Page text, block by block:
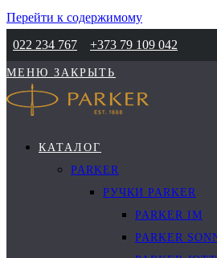
Перейти к содержимому
022 234 767
+373 79 109 042
МЕНЮ ЗАКРЫТЬ
КАТАЛОГ
PARKER
РУЧКИ PARKER
PARKER IM
PARKER